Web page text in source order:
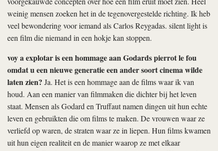
weinig mensen zoeken het in de tegenovergestelde richting. Ik heb
veel bewondering voor iemand als Carlos Reygadas. silent lightis
een film die niemand in een hokje kan stoppen.
voy a explotaris een hommage aan Godardspierrot le fou
omdat u een nieuwe generatie een ander soort cinema wilde
laten zien? Ja. Het is een hommage aan de films waar ik van
houd. Aan een manier van filmmaken die dichter bij het leven
staat. Mensen als Godard en Truffaut namen dingen uit hun echte
leven en gebruikten die om films te maken. De vrouwen waar ze
verliefd op waren, de straten waar ze in liepen. Hun films kwamen
uit hun eigen realiteit en de manier waarop ze met elkaar